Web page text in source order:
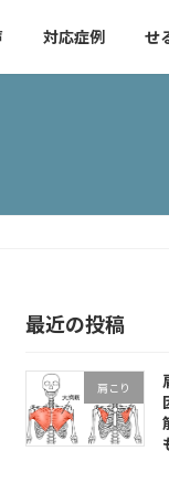
対応症例 せ
最近の投稿
肩こり